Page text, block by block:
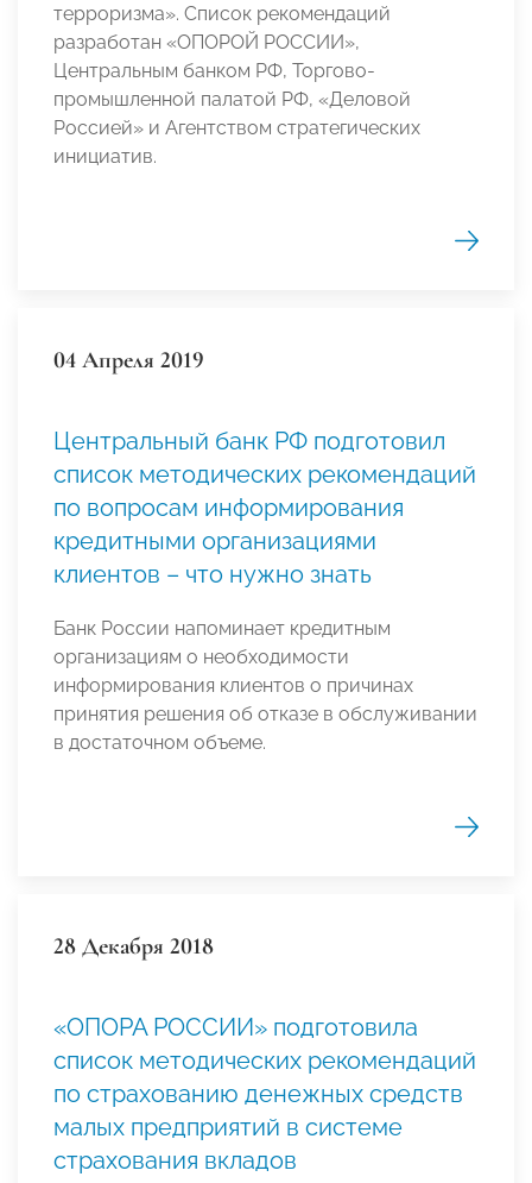
терроризма». Список рекомендаций
разработан «ОПОРОЙ РОССИИ»,
Центральным банком РФ, Торгово-
промышленной палатой РФ, «Деловой
Россией» и Агентством стратегических
инициатив.
04 Апреля 2019
Центральный банк РФ подготовил
список методических рекомендаций
по вопросам информирования
кредитными организациями
клиентов – что нужно знать
Банк России напоминает кредитным
организациям о необходимости
информирования клиентов о причинах
принятия решения об отказе в обслуживании
в достаточном объеме.
28 Декабря 2018
«ОПОРА РОССИИ» подготовила
список методических рекомендаций
по страхованию денежных средств
малых предприятий в системе
страхования вкладов